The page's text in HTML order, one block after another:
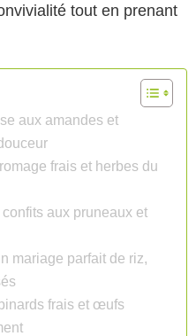
tout en prenant
aux amandes et
frais et herbes du
aux pruneaux et
mariage parfait de riz,
frais et œufs